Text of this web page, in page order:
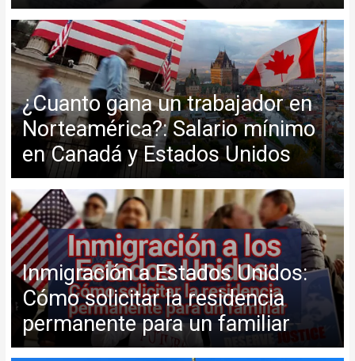
¿Cuanto gana un trabajador en
Norteamérica?: Salario mínimo
en Canadá y Estados Unidos
Inmigración a Estados Unidos:
Cómo solicitar la residencia
permanente para un familiar